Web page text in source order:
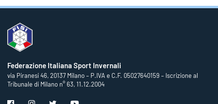
Federazione Italiana Sport Invernali
via Piranesi 46, 20137 Milano – P.IVA e C.F. 05027640159 – Iscrizione al
Tribunale di Milano n° 63, 11.12.2004